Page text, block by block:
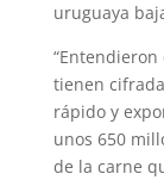
uruguaya
tienen
rápido y
unos 650
de la carne